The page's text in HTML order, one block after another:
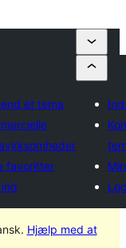
et tema
favoritter
Hjælp med at